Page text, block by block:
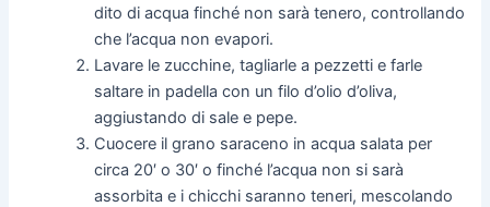
dito di acqua finché non sarà tenero, controllando
che l’acqua non evapori.
Lavare le zucchine, tagliarle a pezzetti e farle
saltare in padella con un filo d’olio d’oliva,
aggiustando di sale e pepe.
Cuocere il grano saraceno in acqua salata per
circa 20′ o 30′ o finché l’acqua non si sarà
assorbita e i chicchi saranno teneri, mescolando